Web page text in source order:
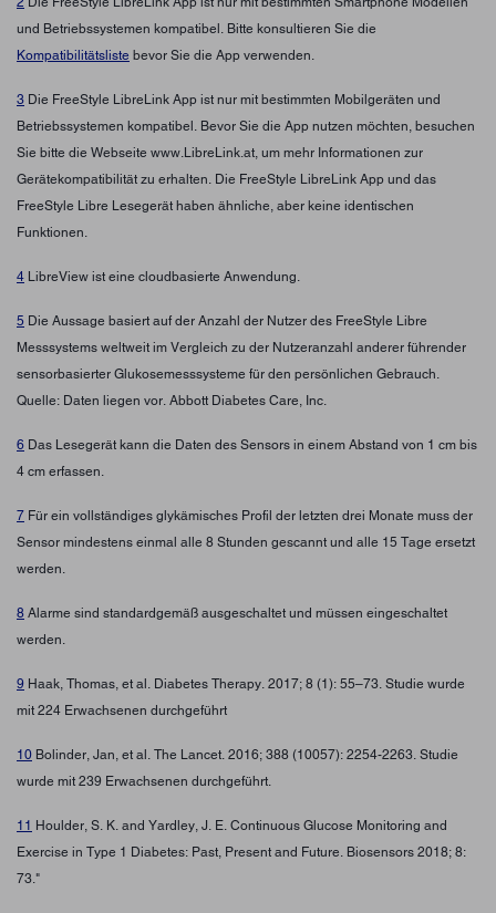
und Betriebssystemen kompatibel. Bitte konsultieren Sie die
Kompatibilitätsliste bevor Sie die App verwenden.
3 Die FreeStyle LibreLink App ist nur mit bestimmten Mobilgeräten und
Betriebssystemen kompatibel. Bevor Sie die App nutzen möchten, besuchen
Sie bitte die Webseite www.LibreLink.at, um mehr Informationen zur
Gerätekompatibilität zu erhalten. Die FreeStyle LibreLink App und das
FreeStyle Libre Lesegerät haben ähnliche, aber keine identischen
Funktionen.
4 LibreView ist eine cloudbasierte Anwendung.
5 Die Aussage basiert auf der Anzahl der Nutzer des FreeStyle Libre
Messsystems weltweit im Vergleich zu der Nutzeranzahl anderer führender
sensorbasierter Glukosemesssysteme für den persönlichen Gebrauch.
Quelle: Daten liegen vor. Abbott Diabetes Care, Inc.
6 Das Lesegerät kann die Daten des Sensors in einem Abstand von 1 cm bis
4 cm erfassen.
7 Für ein vollständiges glykämisches Profil der letzten drei Monate muss der
Sensor mindestens einmal alle 8 Stunden gescannt und alle 15 Tage ersetzt
werden.
8 Alarme sind standardgemäß ausgeschaltet und müssen eingeschaltet
werden.
9 Haak, Thomas, et al. Diabetes Therapy. 2017; 8 (1): 55–73. Studie wurde
mit 224 Erwachsenen durchgeführt
10 Bolinder, Jan, et al. The Lancet. 2016; 388 (10057): 2254-2263. Studie
wurde mit 239 Erwachsenen durchgeführt.
11 Houlder, S. K. and Yardley, J. E. Continuous Glucose Monitoring and
Exercise in Type 1 Diabetes: Past, Present and Future. Biosensors 2018; 8:
73."